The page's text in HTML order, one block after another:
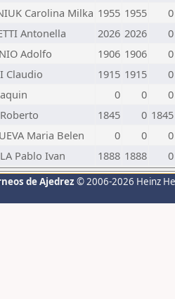
Carolina Milka 1955 1955
0
Antonella 2026 2026
0
Adolfo 1906 1906
0
Claudio 1915 1915
0
0 0
0
1845 0 1845
Maria Belen 0 0
0
Pablo Ivan 1888 1888 0
de Ajedrez © 2006-2026 Heinz